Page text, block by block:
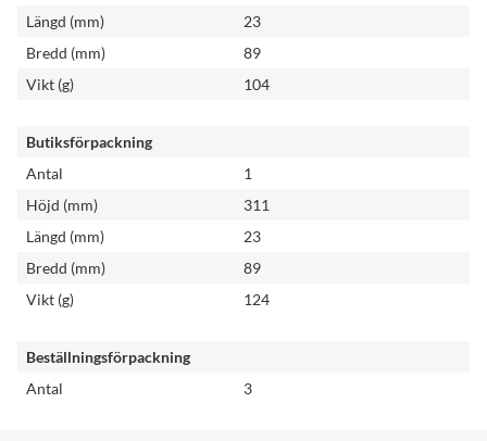
Längd (mm)
23
Bredd (mm)
89
Vikt (g)
104
Butiksförpackning
Antal
1
Höjd (mm)
311
Längd (mm)
23
Bredd (mm)
89
Vikt (g)
124
Beställningsförpackning
Antal
3